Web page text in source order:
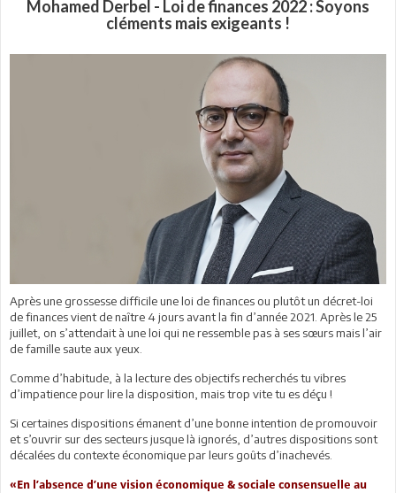
Mohamed Derbel - Loi de finances 2022 : Soyons
cléments mais exigeants !
Après une grossesse difficile une loi de finances ou plutôt un décret-loi
de finances vient de naître 4 jours avant la fin d’année 2021. Après le 25
juillet, on s’attendait à une loi qui ne ressemble pas à ses sœurs mais l’air
de famille saute aux yeux.
Comme d’habitude, à la lecture des objectifs recherchés tu vibres
d’impatience pour lire la disposition, mais trop vite tu es déçu !
Si certaines dispositions émanent d’une bonne intention de promouvoir
et s’ouvrir sur des secteurs jusque là ignorés, d’autres dispositions sont
décalées du contexte économique par leurs goûts d’inachevés.
«En l’absence d’une vision économique & sociale consensuelle au